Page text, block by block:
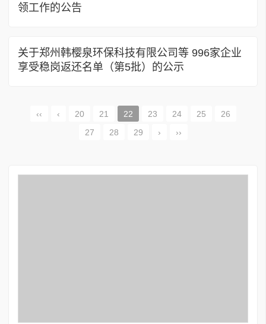
领工作的公告
关于郑州韩樱泉环保科技有限公司等 996家企业
享受稳岗返还名单（第5批）的公示
‹‹ ‹ 20 21 22 23 24 25
26
27
28 29 › ››